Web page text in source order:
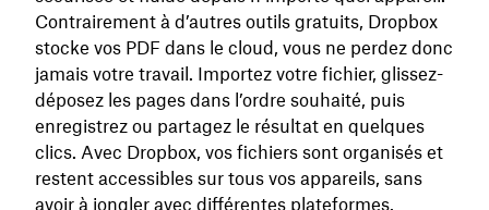
Contrairement à d’autres outils gratuits, Dropbox
stocke vos PDF dans le cloud, vous ne perdez donc
jamais votre travail. Importez votre fichier, glissez-
déposez les pages dans l’ordre souhaité, puis
enregistrez ou partagez le résultat en quelques
clics. Avec Dropbox, vos fichiers sont organisés et
restent accessibles sur tous vos appareils, sans
avoir à jongler avec différentes plateformes.